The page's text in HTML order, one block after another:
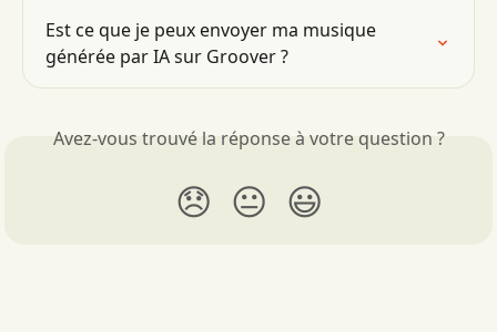
Est ce que je peux envoyer ma musique
générée par IA sur Groover ?
Avez-vous trouvé la réponse à votre question ?
😞 😐 😃